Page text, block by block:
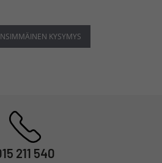
KYSYMYS
211 540